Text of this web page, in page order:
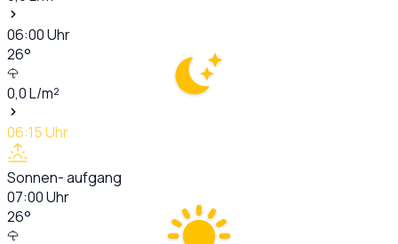
06:00Uhr
26°
0,0L/m²
06:15Uhr
Sonnen- aufgang
07:00Uhr
26°